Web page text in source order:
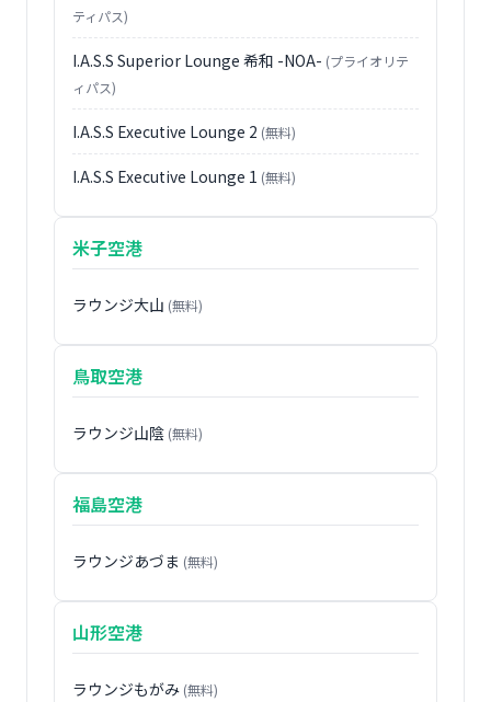
ティパス)
I.A.S.S Superior Lounge 希和 -NOA- (プライオリテ
ィパス)
I.A.S.S Executive Lounge 2 (無料)
I.A.S.S Executive Lounge 1 (無料)
米子空港
ラウンジ大山 (無料)
鳥取空港
ラウンジ山陰 (無料)
福島空港
ラウンジあづま (無料)
山形空港
ラウンジもがみ (無料)